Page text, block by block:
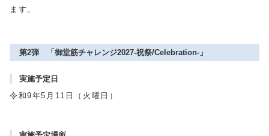
ます。
第2弾 「御堂筋チャレンジ2027-祝祭/Celebration-」
実施予定日
令和9年5月11日（火曜日）